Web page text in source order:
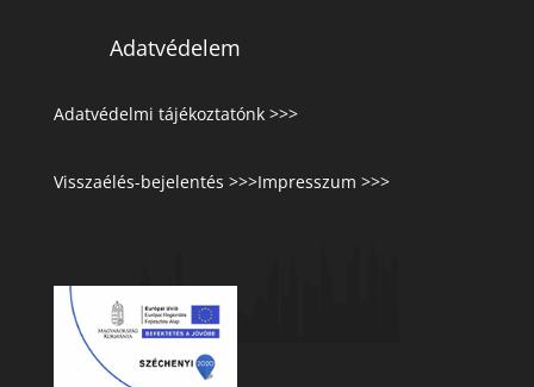
Adatvédelem
Adatvédelmi tájékoztatónk >>>
Visszaélés-bejelentés >>>Impresszum >>>